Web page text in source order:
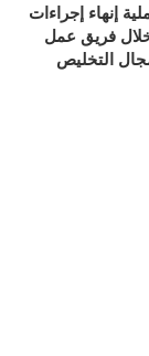
إنهاء إجراءات
خلال فريق عمل
15 عام في مجال التخليص